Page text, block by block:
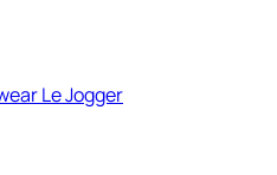
Le Jogger